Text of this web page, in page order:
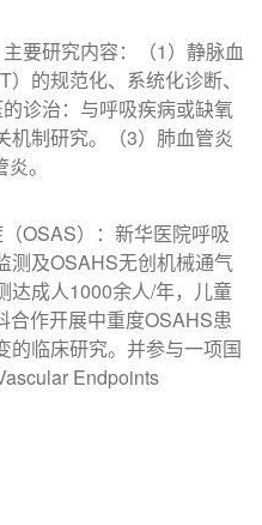
要研究内容：（1）静脉血
的规范化、系统化诊断、
诊治：与呼吸疾病或缺氧
机制研究。（3）肺血管炎
。
OSAS）：新华医院呼吸
测及OSAHS无创机械通气
达成人1000余人/年，儿童
合作开展中重度OSAHS患
的临床研究。并参与一项国
Endpoints